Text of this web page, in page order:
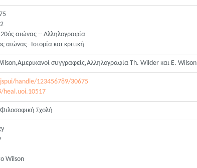
αιώνας -- Αλληλογραφία
αιώνας--Ιστορία και κριτική
συγγραφείς,Αλληλογραφία Th. Wilder και E. Wilson
handle/123456789/30675
heal.uoi.10517
Σχολή
Wilson